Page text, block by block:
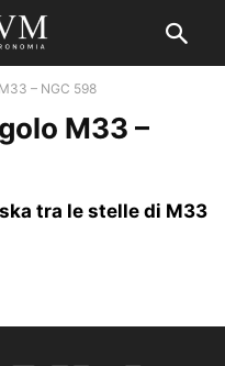
– NGC 598
M33 –
tra le stelle di M33